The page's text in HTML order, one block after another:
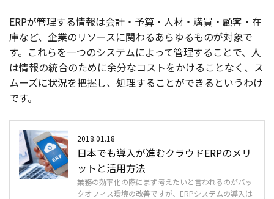
ERPが管理する情報は会計・予算・人材・購買・顧客・在
庫など、企業のリソースに関わるあらゆるものが対象で
す。これらを一つのシステムによって管理することで、人
は情報の統合のために余分なコストをかけることなく、ス
ムーズに状況を把握し、処理することができるというわけ
です。
2018.01.18
日本でも導入が進むクラウドERPのメリ
ットと活用方法
業務の効率化の際にまず考えたいと言われるのがバッ
クオフィス環境の改善ですが、ERPシステムの導入は